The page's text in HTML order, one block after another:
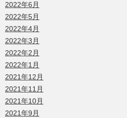
2022年6月
2022年5月
2022年4月
2022年3月
2022年2月
2022年1月
2021年12月
2021年11月
2021年10月
2021年9月